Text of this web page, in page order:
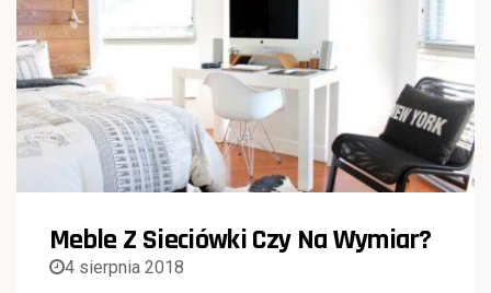
Meble Z Sieciówki Czy Na Wymiar?
4 sierpnia 2018